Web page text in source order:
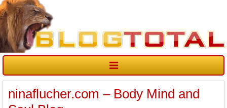
ninaflucher.com – Body Mind and